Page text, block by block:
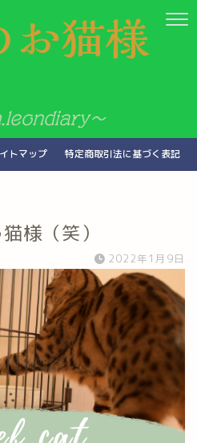
トマップ 特定商取引法に基づく表記
様（笑）
2022年1月9日